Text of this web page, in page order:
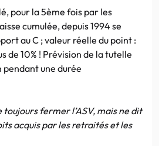
pour la 5ème fois par les
cumulée, depuis 1994 se
au C ; valeur réelle du point :
de 10% ! Prévision de la tutelle
pendant une durée
toujours fermer l’ASV, mais ne dit
acquis par les retraités et les